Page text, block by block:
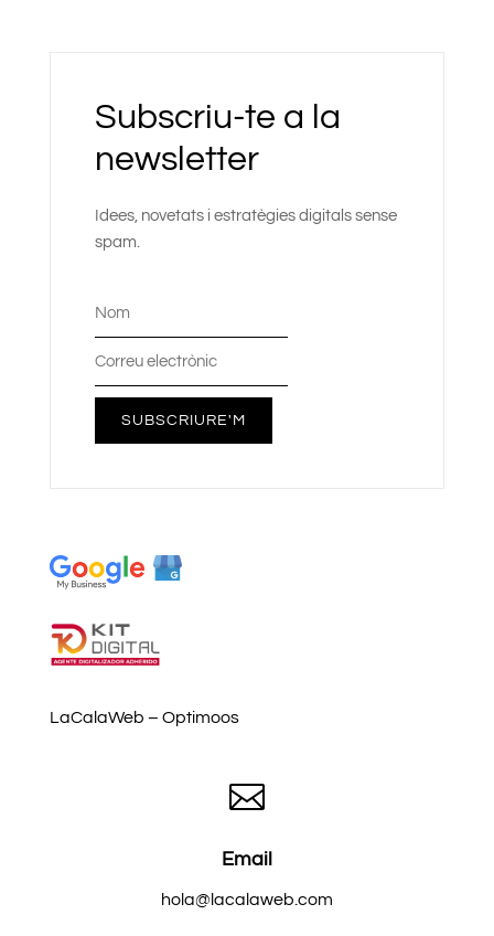
Subscriu-te a la
newsletter
Idees, novetats i estratègies digitals sense
spam.
SUBSCRIURE'M
LaCalaWeb – Optimoos

Email
hola@lacalaweb.com